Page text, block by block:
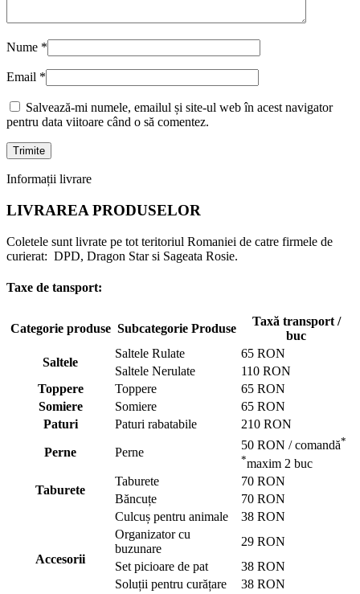
Nume *
Email *
Salvează-mi numele, emailul și site-ul web în acest navigator
pentru data viitoare când o să comentez.
Informații livrare
LIVRAREA PRODUSELOR
Coletele sunt livrate pe tot teritoriul Romaniei de catre firmele de
curierat: DPD, Dragon Star si Sageata Rosie.
Taxe de tansport:
Categorie produse Subcategorie Produse
Taxă transport /
buc
Saltele
Saltele Rulate
65 RON
Saltele Nerulate
110 RON
Toppere
Toppere
65 RON
Somiere
Somiere
65 RON
Paturi
Paturi rabatabile 210 RON
Perne Perne
50 RON / comandă*
*maxim 2 buc
Taburete
Taburete
70 RON
Băncuțe
70 RON
Accesorii
Culcuș pentru animale
38 RON
Organizator cu
buzunare
29 RON
Set picioare de pat
38 RON
Soluții pentru curățare
38 RON